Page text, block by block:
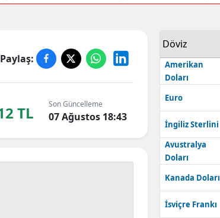
Paylaş:
TL Son Güncelleme
07 Ağustos 18:43
Döviz
Amerikan
Doları
Euro
İngiliz Sterlini
Avustralya
Doları
Kanada Doları
İsviçre Frankı